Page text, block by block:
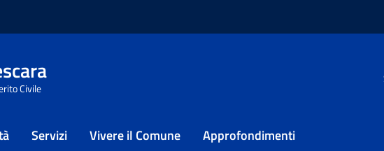
Civile
Servizi Vivere il Comune Approfondimenti
abrogativi 8-9 giugno 2025
italiani temporaneamente
di voto degli italiani temporaneamente all'estero per le prossime